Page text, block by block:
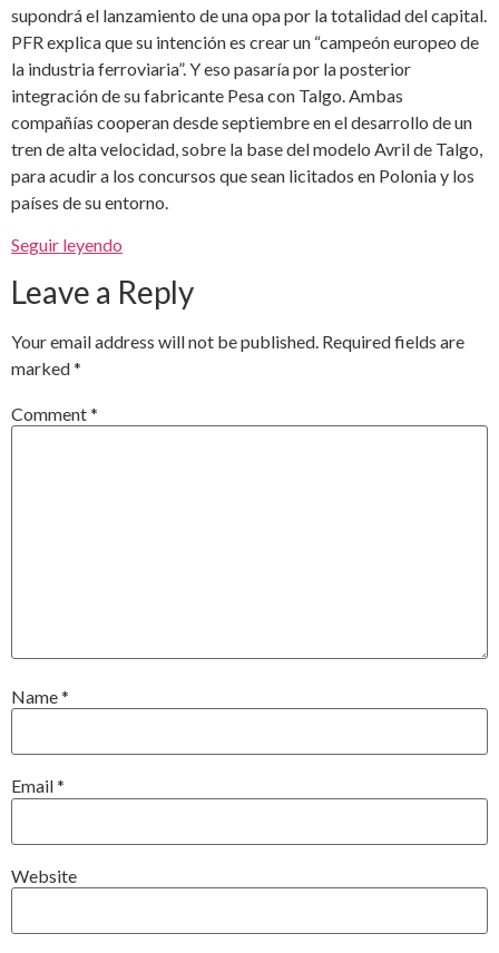
supondrá el lanzamiento de una opa por la totalidad del capital.
PFR explica que su intención es crear un “campeón europeo de
la industria ferroviaria”. Y eso pasaría por la posterior
integración de su fabricante Pesa con Talgo. Ambas
compañías cooperan desde septiembre en el desarrollo de un
tren de alta velocidad, sobre la base del modelo Avril de Talgo,
para acudir a los concursos que sean licitados en Polonia y los
países de su entorno.
Seguir leyendo
Leave a Reply
Your email address will not be published. Required fields are
marked*
Comment*
Name*
Email*
Website